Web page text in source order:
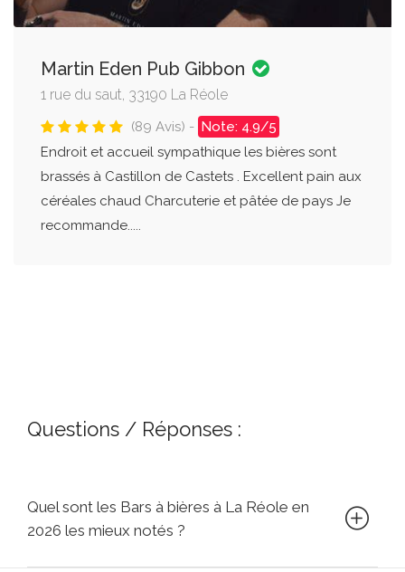
Martin Eden Pub Gibbon
1 rue du saut, 33190 La Réole
(89 Avis) - Note: 4.9/5
Endroit et accueil sympathique les bières sont
brassés à Castillon de Castets . Excellent pain aux
céréales chaud Charcuterie et pâtée de pays Je
recommande.....
Questions / Réponses :
Quel sont les Bars à bières à La Réole en
2026 les mieux notés ?